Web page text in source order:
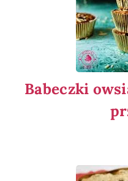
Babeczki